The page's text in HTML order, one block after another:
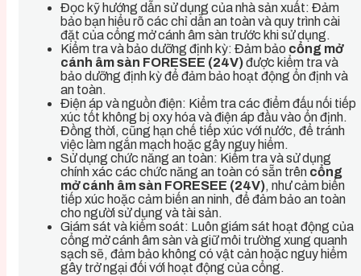
Đọc kỹ hướng dẫn sử dụng của nhà sản xuất: Đảm
bảo bạn hiểu rõ các chỉ dẫn an toàn và quy trình cài
đặt của cổng mở cánh âm sàn trước khi sử dụng.
Kiểm tra và bảo dưỡng định kỳ: Đảm bảo cổng mở
cánh âm sàn FORESEE (24V)được kiểm tra và
bảo dưỡng định kỳ để đảm bảo hoạt động ổn định và
an toàn.
Điện áp và nguồn điện: Kiểm tra các điểm đấu nối tiếp
xúc tốt không bị oxy hóa và điện áp đầu vào ổn định.
Đồng thời, cũng hạn chế tiếp xúc với nước, để tránh
việc làm ngắn mạch hoặc gây nguy hiểm.
Sử dụng chức năng an toàn: Kiểm tra và sử dụng
chính xác các chức năng an toàn có sẵn trên cổng
mở cánh âm sàn FORESEE (24V), như cảm biến
tiếp xúc hoặc cảm biến an ninh, để đảm bảo an toàn
cho người sử dụng và tài sản.
Giám sát và kiểm soát: Luôn giám sát hoạt động của
cổng mở cánh âm sàn và giữ môi trường xung quanh
sạch sẽ, đảm bảo không có vật cản hoặc nguy hiểm
gây trở ngại đối với hoạt động của cổng.